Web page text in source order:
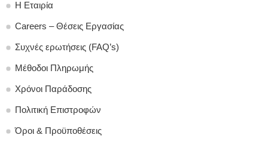
Η Εταιρία
Careers – Θέσεις Εργασίας
Συχνές ερωτήσεις (FAQ’s)
Μέθοδοι Πληρωμής
Χρόνοι Παράδοσης
Πολιτική Επιστροφών
Όροι & Προϋποθέσεις